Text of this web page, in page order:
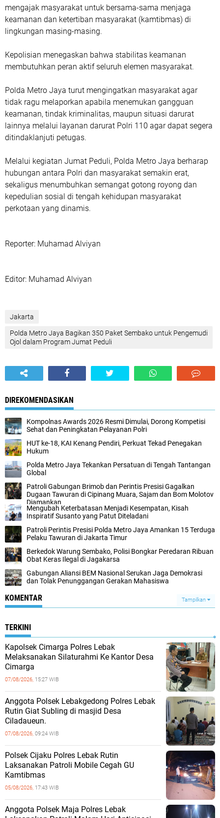
mengajak masyarakat untuk bersama-sama menjaga
keamanan dan ketertiban masyarakat (kamtibmas) di
lingkungan masing-masing.
Kepolisian menegaskan bahwa stabilitas keamanan
membutuhkan peran aktif seluruh elemen masyarakat.
Polda Metro Jaya turut mengingatkan masyarakat agar
tidak ragu melaporkan apabila menemukan gangguan
keamanan, tindak kriminalitas, maupun situasi darurat
lainnya melalui layanan darurat Polri 110 agar dapat segera
ditindaklanjuti petugas.
Melalui kegiatan Jumat Peduli, Polda Metro Jaya berharap
hubungan antara Polri dan masyarakat semakin erat,
sekaligus menumbuhkan semangat gotong royong dan
kepedulian sosial di tengah kehidupan masyarakat
perkotaan yang dinamis.
‎Reporter: Muhamad Alviyan
‎Editor: Muhamad Alviyan
Jakarta
‎Polda Metro Jaya Bagikan 350 Paket Sembako untuk Pengemudi
Ojol dalam Program Jumat Peduli‎
DIREKOMENDASIKAN
Kompolnas Awards 2026 Resmi Dimulai, Dorong Kompetisi
Sehat dan Peningkatan Pelayanan Polri‎‎
HUT ke-18, KAI Kenang Pendiri, Perkuat Tekad Penegakan
Hukum
Polda Metro Jaya Tekankan Persatuan di Tengah Tantangan
Global‎
Patroli Gabungan Brimob dan Perintis Presisi Gagalkan
Dugaan Tawuran di Cipinang Muara, Sajam dan Bom Molotov
Diamankan‎
‎Mengubah Keterbatasan Menjadi Kesempatan, Kisah
Inspiratif Susanto yang Patut Diteladani
Patroli Perintis Presisi Polda Metro Jaya Amankan 15 Terduga
Pelaku Tawuran di Jakarta Timur‎
Berkedok Warung Sembako, Polisi Bongkar Peredaran Ribuan
Obat Keras Ilegal di Jagakarsa‎
Gabungan Aliansi BEM Nasional Serukan Jaga Demokrasi
dan Tolak Penunggangan Gerakan Mahasiswa
KOMENTAR Tampilkan
TERKINI
Kapolsek Cimarga Polres Lebak
Melaksanakan Silaturahmi Ke Kantor Desa
Cimarga
07/08/2026, 15:27 WIB
Anggota Polsek Lebakgedong Polres Lebak
Rutin Giat Subling di masjid Desa
Ciladaueun.
07/08/2026, 09:24 WIB
Polsek Cijaku Polres Lebak Rutin
Laksanakan Patroli Mobile Cegah GU
Kamtibmas
05/08/2026, 17:43 WIB
Anggota Polsek Maja Polres Lebak